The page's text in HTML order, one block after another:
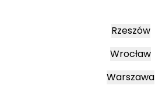
Rzeszów
Wrocław
Warszawa